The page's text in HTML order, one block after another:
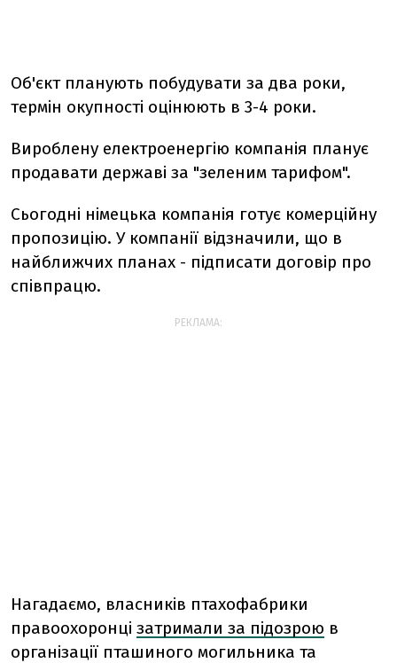
Об'єкт планують побудувати за два роки,
термін окупності оцінюють в 3-4 роки.
Вироблену електроенергію компанія планує
продавати державі за "зеленим тарифом".
Сьогодні німецька компанія готує комерційну
пропозицію. У компанії відзначили, що в
найближчих планах - підписати договір про
співпрацю.
РЕКЛАМА:
Нагадаємо, власників птахофабрики
правоохоронці затримали за підозрою в
організації пташиного могильника та